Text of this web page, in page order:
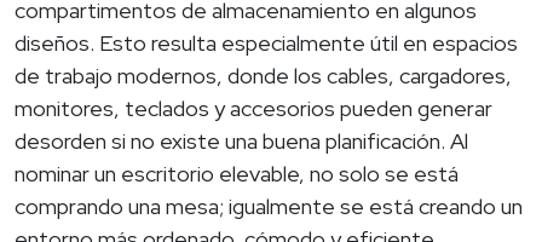
compartimentos de almacenamiento en algunos
diseños. Esto resulta especialmente útil en espacios
de trabajo modernos, donde los cables, cargadores,
monitores, teclados y accesorios pueden generar
desorden si no existe una buena planificación. Al
nominar un escritorio elevable, no solo se está
comprando una mesa; igualmente se está creando un